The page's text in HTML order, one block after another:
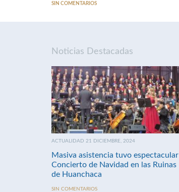
SIN COMENTARIOS
Noticias Destacadas
ACTUALIDAD 21 DICIEMBRE, 2024
Masiva asistencia tuvo espectacular
Concierto de Navidad en las Ruinas
de Huanchaca
SIN COMENTARIOS